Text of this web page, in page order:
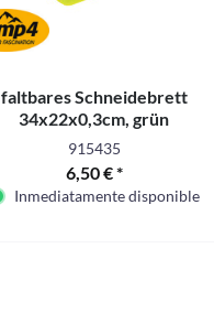
faltbares Schneidebrett
34x22x0,3cm, grün
915435
6,50 € *
Inmediatamente disponible